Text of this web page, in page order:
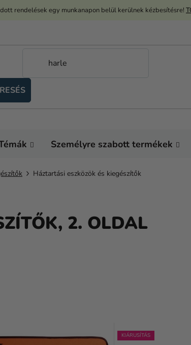
rendelések egy munkanapon belül kerülnek kézbesítésre!
Személyre szabott termékek
Háztartási eszközök és kiegészítők
, 2. OLDAL
KIÁRUSÍTÁS